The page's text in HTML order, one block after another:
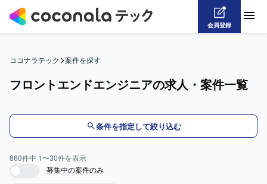
会員登録
ココナラテック>案件を探す
フロントエンドエンジニアの求人・案件一覧
条件を指定して絞り込む
860件中 1〜30件を表示
募集中の案件のみ